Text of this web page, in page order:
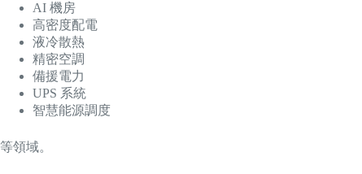
AI 機房
高密度配電
液冷散熱
精密空調
備援電力
UPS 系統
智慧能源調度
等領域。